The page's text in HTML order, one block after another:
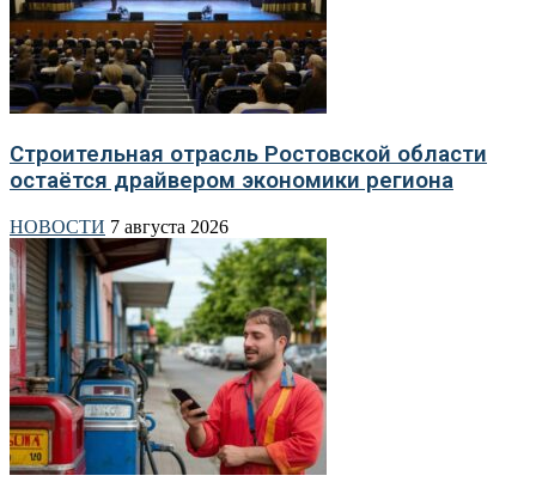
Строительная отрасль Ростовской области
остаётся драйвером экономики региона
НОВОСТИ 7 августа 2026